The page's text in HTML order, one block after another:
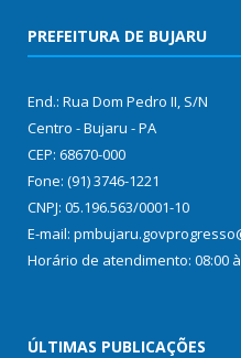
PREFEITURA DE BUJARU
End.: Rua Dom Pedro II, S/N
Centro - Bujaru - PA
CEP: 68670-000
Fone: (91) 3746-1221
CNPJ: 05.196.563/0001-10
E-mail:
Horário de atendimento: 08:00
ÚLTIMAS PUBLICAÇÕES